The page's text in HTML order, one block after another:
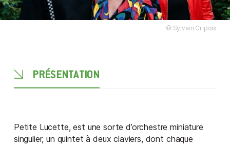
© Sylvain Gripoix
PRÉSENTATION
Petite Lucette, est une sorte d’orchestre miniature
singulier, un quintet à deux claviers, dont chaque